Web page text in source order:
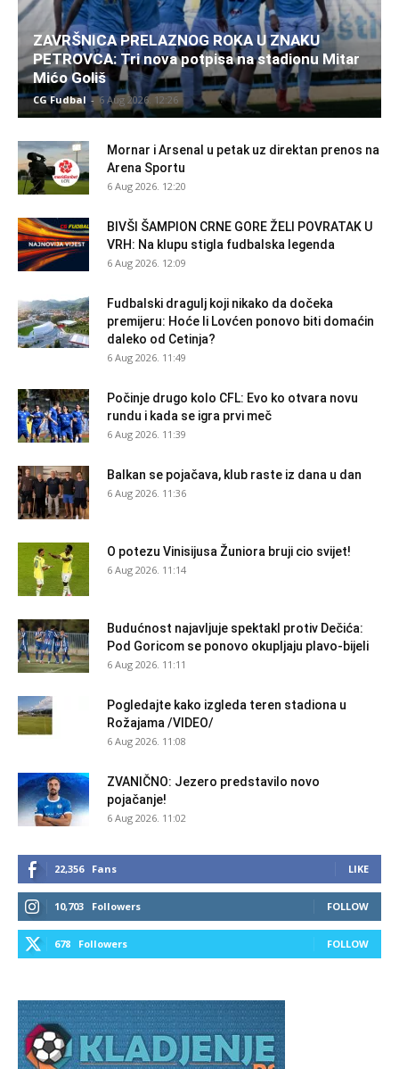
ZAVRŠNICA PRELAZNOG ROKA U ZNAKU
PETROVCA: Tri nova potpisa na stadionu Mitar
Mićo Goliš
CG Fudbal - 6 Aug 2026. 12:26
Mornar i Arsenal u petak uz direktan prenos na
Arena Sportu
6 Aug 2026. 12:20
BIVŠI ŠAMPION CRNE GORE ŽELI POVRATAK U
VRH: Na klupu stigla fudbalska legenda
6 Aug 2026. 12:09
Fudbalski dragulj koji nikako da dočeka
premijeru: Hoće li Lovćen ponovo biti domaćin
daleko od Cetinja?
6 Aug 2026. 11:49
Počinje drugo kolo CFL: Evo ko otvara novu
rundu i kada se igra prvi meč
6 Aug 2026. 11:39
Balkan se pojačava, klub raste iz dana u dan
6 Aug 2026. 11:36
O potezu Vinisijusa Žuniora bruji cio svijet!
6 Aug 2026. 11:14
Budućnost najavljuje spektakl protiv Dečića:
Pod Goricom se ponovo okupljaju plavo-bijeli
6 Aug 2026. 11:11
Pogledajte kako izgleda teren stadiona u
Rožajama /VIDEO/
6 Aug 2026. 11:08
ZVANIČNO: Jezero predstavilo novo
pojačanje!
6 Aug 2026. 11:02
22,356 Fans LIKE
10,703 Followers FOLLOW
678 Followers FOLLOW